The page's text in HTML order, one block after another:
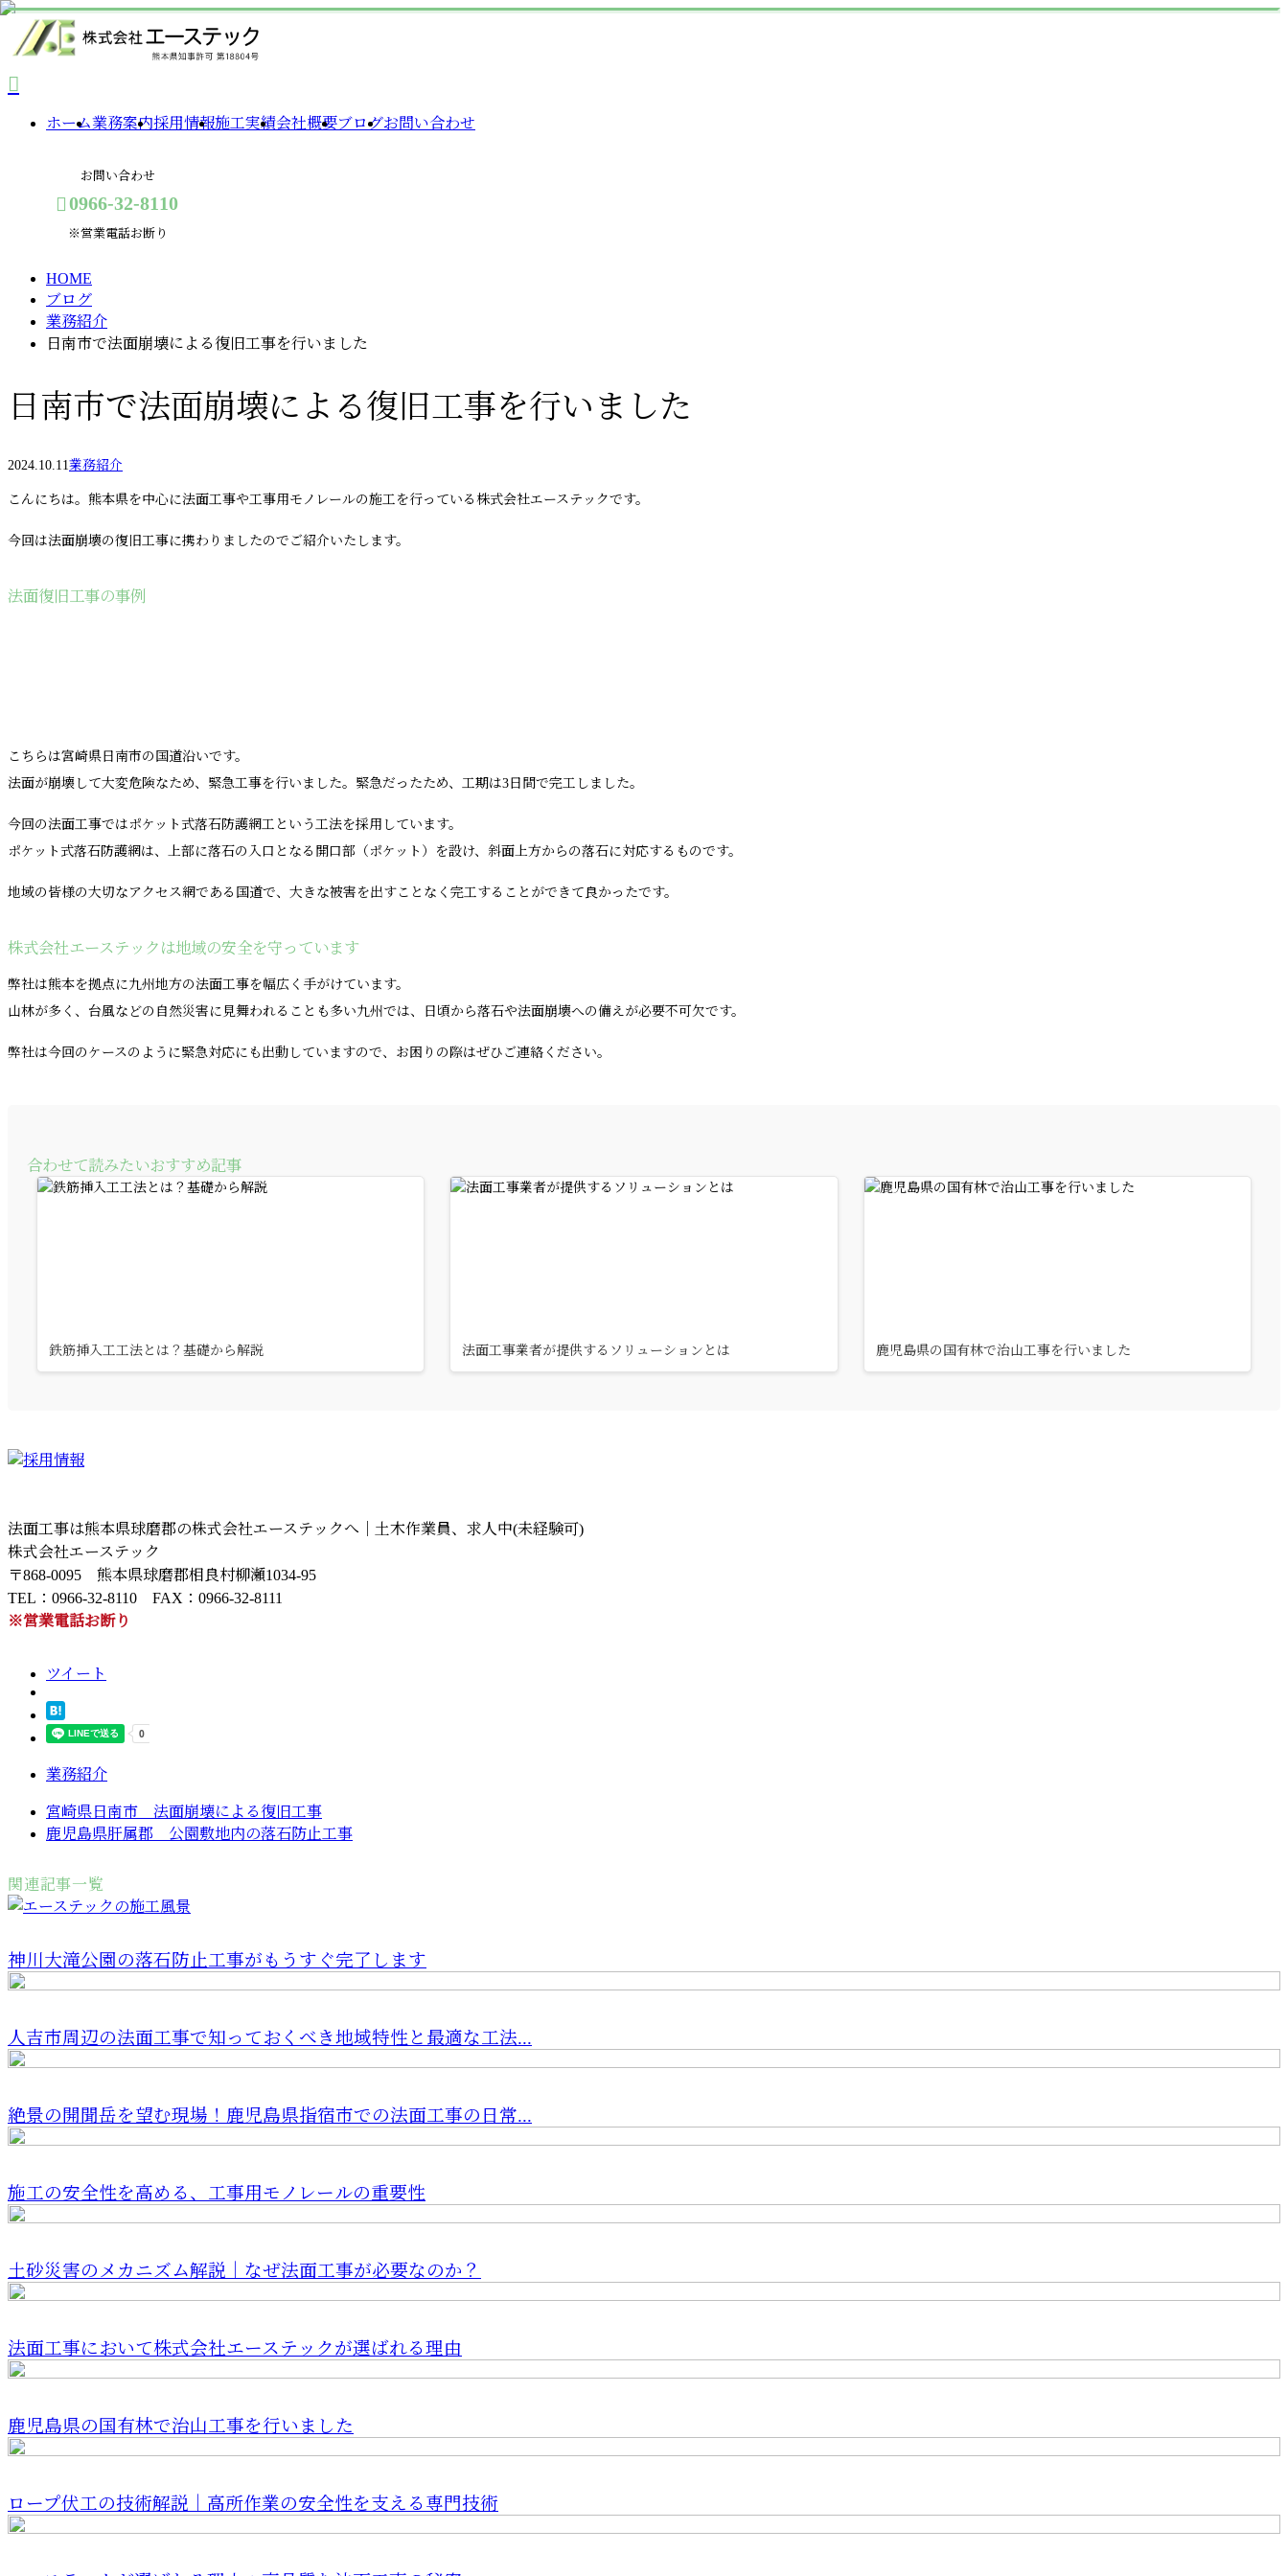
ホーム業務案内採用情報施工実績会社概要ブログお問い合わせ
お問い合わせ
0966-32-8110
※営業電話お断り
メールフォーム
BLOG
HOME
ブログ
業務紹介
日南市で法面崩壊による復旧工事を行いました
日南市で法面崩壊による復旧工事を行いました
2024.10.11業務紹介
こんにちは。熊本県を中心に法面工事や工事用モノレールの施工を行っている株式会社エーステックです。
今回は法面崩壊の復旧工事に携わりましたのでご紹介いたします。
法面復旧工事の事例
こちらは宮崎県日南市の国道沿いです。
法面が崩壊して大変危険なため、緊急工事を行いました。緊急だったため、工期は3日間で完工しました。
今回の法面工事ではポケット式落石防護網工という工法を採用しています。
ポケット式落石防護網は、上部に落石の入口となる開口部（ポケット）を設け、斜面上方からの落石に対応するものです。
地域の皆様の大切なアクセス網である国道で、大きな被害を出すことなく完工することができて良かったです。
株式会社エーステックは地域の安全を守っています
弊社は熊本を拠点に九州地方の法面工事を幅広く手がけています。
山林が多く、台風などの自然災害に見舞われることも多い九州では、日頃から落石や法面崩壊への備えが必要不可欠です。
弊社は今回のケースのように緊急対応にも出動していますので、お困りの際はぜひご連絡ください。
合わせて読みたいおすすめ記事
鉄筋挿入工工法とは？基礎から解説 法面工事業者が提供するソリューションとは 鹿児島県の国有林で治山工事を行いました
法面工事は熊本県球磨郡の株式会社エーステックへ｜土木作業員、求人中(未経験可)
株式会社エーステック
〒868-0095 熊本県球磨郡相良村柳瀬1034-95
TEL：0966-32-8110 FAX：0966-32-8111
※営業電話お断り
ツイート
業務紹介
宮崎県日南市 法面崩壊による復旧工事
鹿児島県肝属郡 公園敷地内の落石防止工事
関連記事一覧
神川大滝公園の落石防止工事がもうすぐ完了します
人吉市周辺の法面工事で知っておくべき地域特性と最適な工法...
絶景の開聞岳を望む現場！鹿児島県指宿市での法面工事の日常...
施工の安全性を高める、工事用モノレールの重要性
土砂災害のメカニズム解説｜なぜ法面工事が必要なのか？
法面工事において株式会社エーステックが選ばれる理由
鹿児島県の国有林で治山工事を行いました
ロープ伏工の技術解説｜高所作業の安全性を支える専門技術